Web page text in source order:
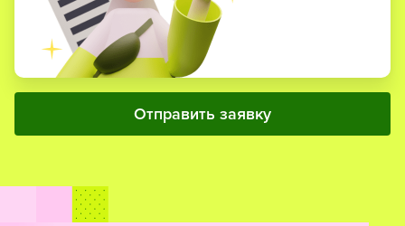
Отправить заявку